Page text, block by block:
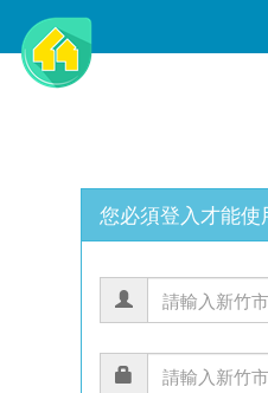
您必須登入才能